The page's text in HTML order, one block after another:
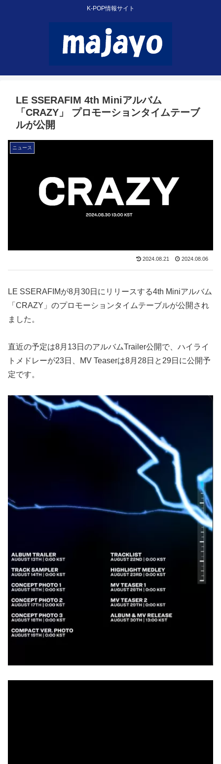
K-POP情報サイト
LE SSERAFIM 4th Miniアルバム
「CRAZY」 プロモーションタイムテーブ
ルが公開
ニュース
2024.08.21 2024.08.06
LE SSERAFIMが8月30日にリリースする4th Miniアルバム
「CRAZY」のプロモーションタイムテーブルが公開され
ました。
直近の予定は8月13日のアルバムTrailer公開で、ハイライ
トメドレーが23日、MV Teaserは8月28日と29日に公開予
定です。